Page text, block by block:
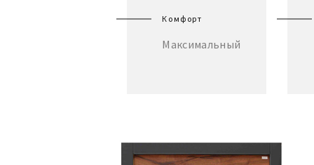
Комфорт
Максимальный